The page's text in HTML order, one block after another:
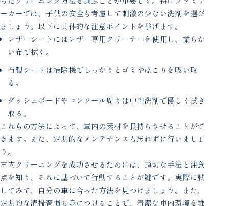
ーカーでは、子供の安全も考慮して刺激の少ない洗剤を選び
ましょう。以下に具体的な注意ポイントを挙げます。
レザーシートにはレザー専用クリーナーを使用し、柔らか
い布で拭く。
布製シートは掃除機でしっかりとゴミやほこりを吸い取
る。
ダッシュボードやコンソール周りは中性洗剤で優しく拭き
取る。
これらの方法によって、車内の素材を長持ちさせることがで
きます。また、定期的なメンテナンスも忘れずに行いましょ
う。
車内クリーニングを成功させるためには、適切な手法と注意
点を知り、それに基づいて行動することが鍵です。実際に試
してみて、自分の車に合った方法を見つけましょう。また、
定期的な清掃習慣も身につけることで、清潔な車内環境を維